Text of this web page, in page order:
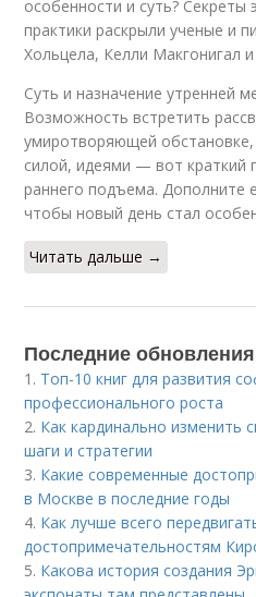
особенности и суть? Секреты
практики раскрыли ученые и
Хольцела, Келли Макгонигал
Суть и назначение утренней
Возможность встретить
умиротворяющей
силой, идеями — вот краткий
раннего подъема. Дополните
чтобы новый день стал
Читать дальше →
Последние
1. Топ-10 книг для развития
профессионального роста
2. Как кардинально изменить
шаги и стратегии
3. Какие современные
в Москве в последние годы
4. Как лучше всего
достопримечательностям
5. Какова история создания